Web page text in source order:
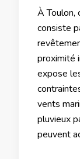
À Toulon,
consiste
proximité
expose
vents
pluvieux
peuvent